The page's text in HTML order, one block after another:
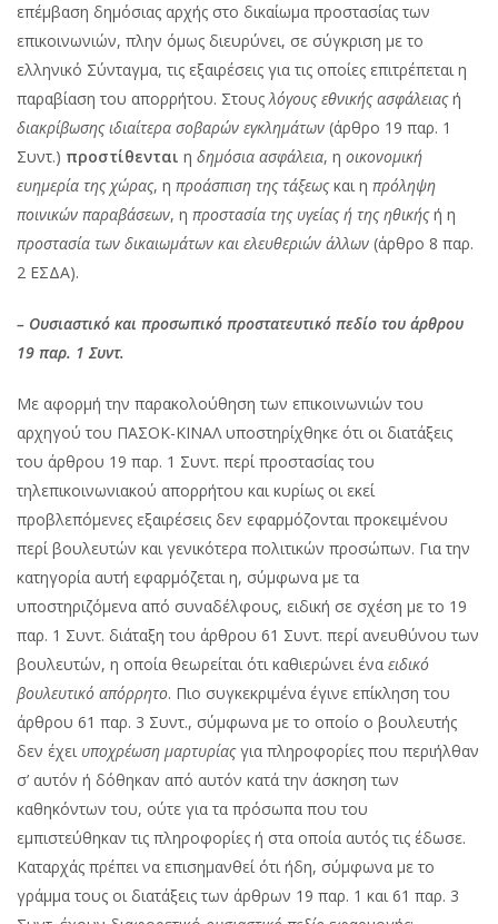
επέμβαση δημόσιας αρχής στο δικαίωμα προστασίας των
επικοινωνιών, πλην όμως διευρύνει, σε σύγκριση με το
ελληνικό Σύνταγμα, τις εξαιρέσεις για τις οποίες επιτρέπεται η
παραβίαση του απορρήτου. Στουςλόγους εθνικής ασφάλειαςή
διακρίβωσης ιδιαίτερα σοβαρών εγκλημάτων (άρθρο 19 παρ. 1
Συντ.) προστίθενται η δημόσια ασφάλεια, η οικονομική
ευημερία της χώρας, η προάσπιση της τάξεωςκαι η πρόληψη
ποινικών παραβάσεων, η προστασία της υγείας ή της ηθικήςή η
προστασία των δικαιωμάτων και ελευθεριών άλλων (άρθρο 8 παρ.
2 ΕΣΔΑ).
– Ουσιαστικό και προσωπικό προστατευτικό πεδίο του άρθρου
19 παρ. 1 Συντ.
Με αφορμή την παρακολούθηση των επικοινωνιών του
αρχηγού του ΠΑΣΟΚ-ΚΙΝΑΛ υποστηρίχθηκε ότι οι διατάξεις
του άρθρου 19 παρ. 1 Συντ. περί προστασίας του
τηλεπικοινωνιακού απορρήτου και κυρίως οι εκεί
προβλεπόμενες εξαιρέσεις δεν εφαρμόζονται προκειμένου
περί βουλευτών και γενικότερα πολιτικών προσώπων. Για την
κατηγορία αυτή εφαρμόζεται η, σύμφωνα με τα
υποστηριζόμενα από συναδέλφους, ειδική σε σχέση με το 19
παρ. 1 Συντ. διάταξη του άρθρου 61 Συντ. περί ανευθύνου των
βουλευτών, η οποία θεωρείται ότι καθιερώνει ένα ειδικό
βουλευτικό απόρρητο. Πιo συγκεκριμένα έγινε επίκληση του
άρθρου 61 παρ. 3 Συντ., σύμφωνα με το οποίο ο βουλευτής
δεν έχει υποχρέωση μαρτυρίαςγια πληροφορίες που περιήλθαν
σ’ αυτόν ή δόθηκαν από αυτόν κατά την άσκηση των
καθηκόντων του, ούτε για τα πρόσωπα που του
εμπιστεύθηκαν τις πληροφορίες ή στα οποία αυτός τις έδωσε.
Καταρχάς πρέπει να επισημανθεί ότι ήδη, σύμφωνα με το
γράμμα τους οι διατάξεις των άρθρων 19 παρ. 1 και 61 παρ. 3